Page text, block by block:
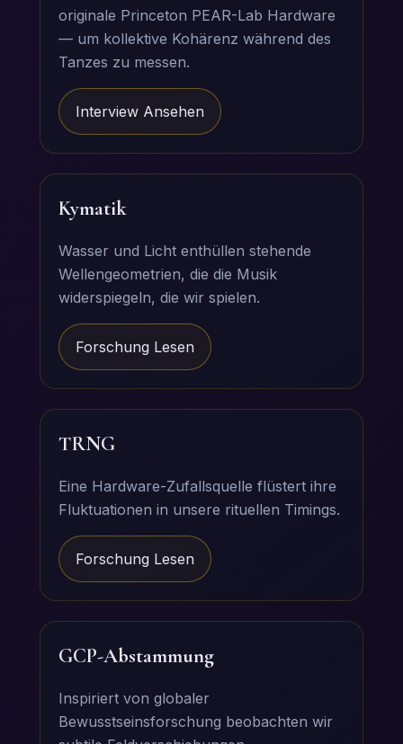
originale Princeton PEAR-Lab Hardware
— um kollektive Kohärenz während des
Tanzes zu messen.
Interview Ansehen
Kymatik
Wasser und Licht enthüllen stehende
Wellengeometrien, die die Musik
widerspiegeln, die wir spielen.
Forschung Lesen
TRNG
Eine Hardware-Zufallsquelle flüstert ihre
Fluktuationen in unsere rituellen Timings.
Forschung Lesen
GCP-Abstammung
Inspiriert von globaler
Bewusstseinsforschung beobachten wir